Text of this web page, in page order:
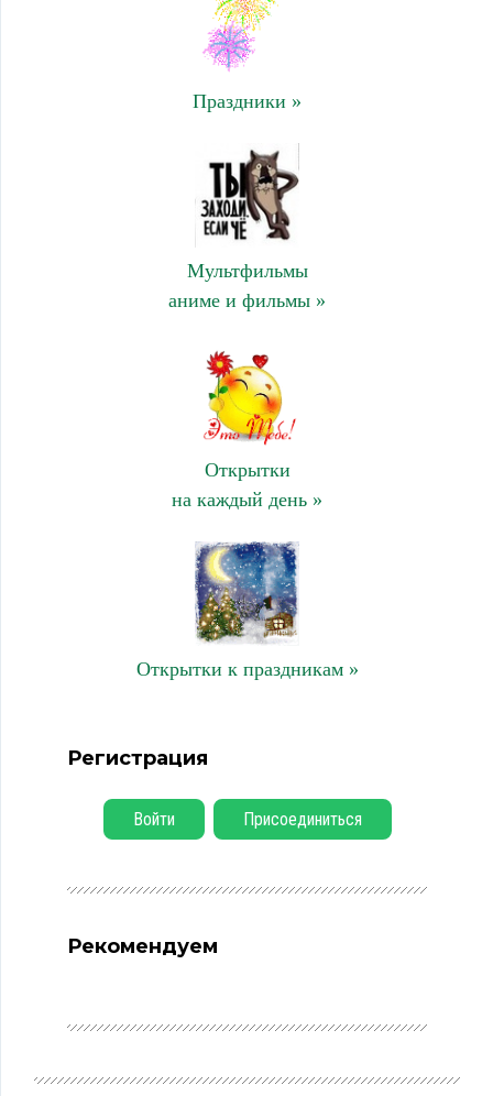
Праздники »
Мультфильмы
аниме и фильмы »
Открытки
на каждый день »
Открытки к праздникам »
Регистрация
Войти Присоединиться
Рекомендуем